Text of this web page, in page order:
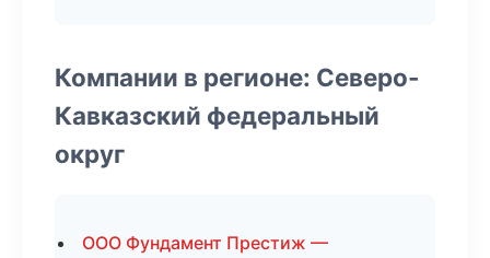
Компании в регионе: Северо-
Кавказский федеральный
округ
ООО Фундамент Престиж —